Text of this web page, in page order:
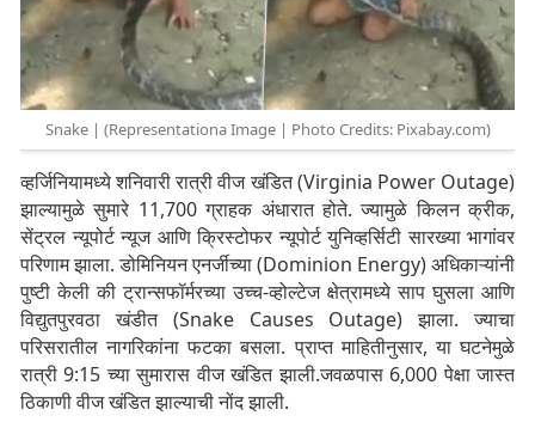
Snake | (Representationa Image | Photo Credits: Pixabay.com)
व्हर्जिनियामध्ये शनिवारी रात्री वीज खंडित (Virginia Power Outage)
झाल्यामुळे सुमारे 11,700 ग्राहक अंधारात होते. ज्यामुळे किलन क्रीक,
सेंट्रल न्यूपोर्ट न्यूज आणि क्रिस्टोफर न्यूपोर्ट युनिव्हर्सिटी सारख्या भागांवर
परिणाम झाला. डोमिनियन एनर्जीच्या (Dominion Energy) अधिकाऱ्यांनी
पुष्टी केली की ट्रान्सफॉर्मरच्या उच्च-व्होल्टेज क्षेत्रामध्ये साप घुसला आणि
विद्युतपुरवठा खंडीत (Snake Causes Outage) झाला. ज्याचा
परिसरातील नागरिकांना फटका बसला. प्राप्त माहितीनुसार, या घटनेमुळे
रात्री 9:15 च्या सुमारास वीज खंडित झाली.जवळपास 6,000 पेक्षा जास्त
ठिकाणी वीज खंडित झाल्याची नोंद झाली.